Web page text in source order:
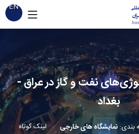
EN
نفت و گاز در عراق -
بغداد
بندی: نمایشگاه های خارجی لینک کوتاه